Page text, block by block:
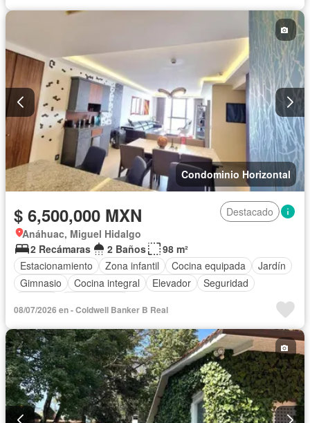
Condominio Horizontal
$ 6,500,000 MXN
Destacado
Anáhuac, Miguel Hidalgo
2 Recámaras
2 Baños
98 m²
Estacionamiento
Zona infantil Cocina equipada
Jardín
Gimnasio
Cocina integral Elevador
Seguridad
08/07/2026 en - Coldwell Banker B Real